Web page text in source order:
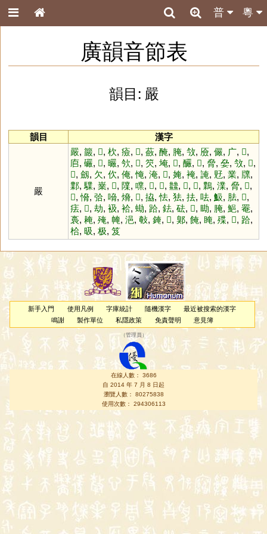
粵
普
廣韻音節表
韻目: 嚴
韻目 漢字
嚴
嚴, 䉷, 𩏩, 杴, 㿌, 𥟕, 蘞, 醃, 腌, 㪁, 厱, 儼, 广, 𠆲,
㢂, 礹, 𢇘, 曮, 欦, 𩒥, 䇜, 埯, 𣃧, 釅, 𪙊, 脅, 姭, 㪁, 𤬯,
𦲯, 劔, 欠, 㐸, 俺,㤿, 淹, 𦑎, 㛪, 裺, 䛳, 覎, 業, 㸣,
鄴, 驜, 嶪, 𠟪, 䧨, 㗼, 𠄅, 𩑃, 䲜, 𢢜, 𩼋, 鸈, 澲, 脅, 𣣲,
𣢩,愶, 㢵, 嗋, 熁, 𣹩, 拹,怯, 㹤, 抾, 呿, 魥, 胠, 𠩂,
㾀, 𤴼, 劫, 衱, 袷, 蜐, 跲, 鉣, 砝, 𦀖, 䀷, 腌, 䱒, 罨,
裛, 䎨, 殗, 㡋, 浥, 㪑, 䤶, 𩋊, 鄓, 餣, 䁆, 殜, 𩐱, 跲,
㭘, 昅, 极, 笈
新手入門 使用凡例 字庫統計 隨機漢字
最近被搜索的漢字
鳴謝
製作單位 私隱政策 免責聲明 意見簿
（管理員 ）
在線人數： 3686
自 2014 年 7 月 8 日起
瀏覽人數： 80275838
使用次數： 294306113